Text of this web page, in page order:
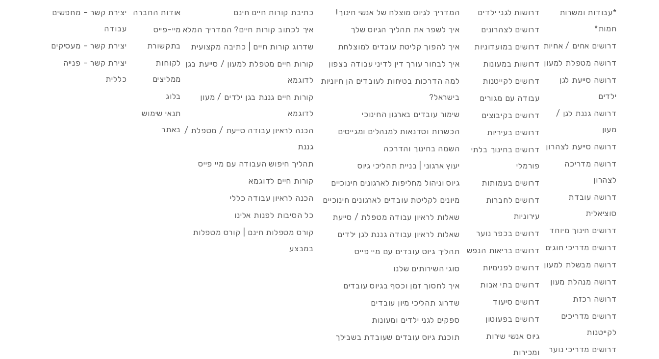
*עבודות ומשרות
חמות*
דרושים אחים / אחיות
דרושה מטפלת למעון
דרושה סייעת לגן
ילדים
דרושה גננת לגן /
מעון
דרושה סייעת לצהרון
דרושה מדריכה
לצהרון
דרושה עובדת
סוציאלית
דרושים חינוך מיוחד
דרושים מדריכי חוגים
דרושה מבשלת למעון
דרושה מנהלת מעון
דרושה רכזת
דרושים מדריכים
לקייטנות
דרושים מדריכי נוער
דרושות לגני ילדים
דרושים לצהרונים
דרושים במועדוניות
דרושות במעונות
דרושים לקייטנות
עבודה עם מגורים
דרושים בקיבוצים
דרושים בעיריות
דרושים בחינוך בלתי
פורמלי
דרושים בעמותות
דרושים לחברות
עירוניות
דרושים בכפר נוער
דרושים בריאות הנפש
דרושים לפנימיות
דרושים בתי אבות
דרושים סיעוד
דרושים בפעוטון
גיוס אנשי שירות
ומכירות
המדריך לגיוס מוצלח של אנשי חינוך!
איך לשפר את תהליך הגיוס שלך
איך להפוך קליטת עובדים למוצלחת
איך לבחור עורך דין לדיני עבודה בצפון
למה הדרכות בטיחות לעובדים הן חיוניות
בישראל?
שימור עובדים בארגון החינוכי
הכשרות וסדנאות למנהלים ומגייסים
השמה בחינוך והדרכה
יעוץ ארגוני | בניית תהליכי גיוס
גיוס וניהול מחליפות לארגונים חינוכיים
מיונים לקליטת עובדים לארגונים חינוכיים
שאלות לראיון עבודה מטפלת / סייעת
שאלות לראיון עבודה גננת לגן ילדים
תהליך גיוס עובדים עם מיי פייס
סוגי השירותים שלנו
איך לחסוך זמן וכסף בגיוס עובדים
שדרוג תהליכי מיון עובדים
ספקים לגני ילדים ומעונות
תוכנת גיוס עובדים שעובדת בשבילך
כתיבת קורות חיים חינם
איך לכתוב קורות חיים? המדריך המלא
שדרוג קורות חיים | כתיבה מקצועית
קורות חיים מטפלת למעון / סייעת בגן
לדוגמא
קורות חיים גננת בגן ילדים / מעון
לדוגמא
הכנה לראיון עבודה סייעת / מטפלת /
גננת
תהליך חיפוש העבודה עם מיי פייס
קורות חיים לדוגמא
הכנה לראיון עבודה כללי
כל הסיבות לפנות אלינו
קורס מטפלות חינם | קורס מטפלות
במבצע
אודות החברה
מיי-פייס
בתקשורת
לקוחות
ממליצים
בלוג
תנאי שימוש
באתר
יצירת קשר – מחפשים
עבודה
יצירת קשר – מעסיקים
יצירת קשר – פנייה
כללית